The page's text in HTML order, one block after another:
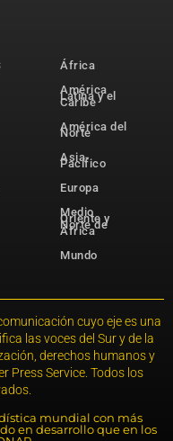
África
América
Latina y el
Caribe
América del
Norte
Asia-
Pacífico
Europa
Medio
Oriente y
Norte de
África
Mundo
cuyo eje es una
las voces del Sur y de la
derechos humanos y
Press Service. Todos los
mundial con más
en desarrollo que en los